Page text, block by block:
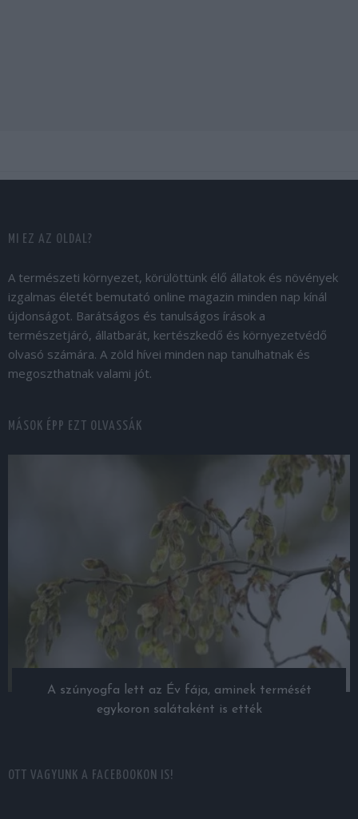
MI EZ AZ OLDAL?
A természeti környezet, körülöttünk élő állatok és növények
izgalmas életét bemutató online magazin minden nap kínál
újdonságot. Barátságos és tanulságos írások a
természetjáró, állatbarát, kertészkedő és környezetvédő
olvasó számára. A zöld hívei minden nap tanulhatnak és
megoszthatnak valami jót.
MÁSOK ÉPP EZT OLVASSÁK
A szúnyogfa lett az Év fája, aminek termését
egykoron salátaként is ették
OTT VAGYUNK A FACEBOOKON IS!